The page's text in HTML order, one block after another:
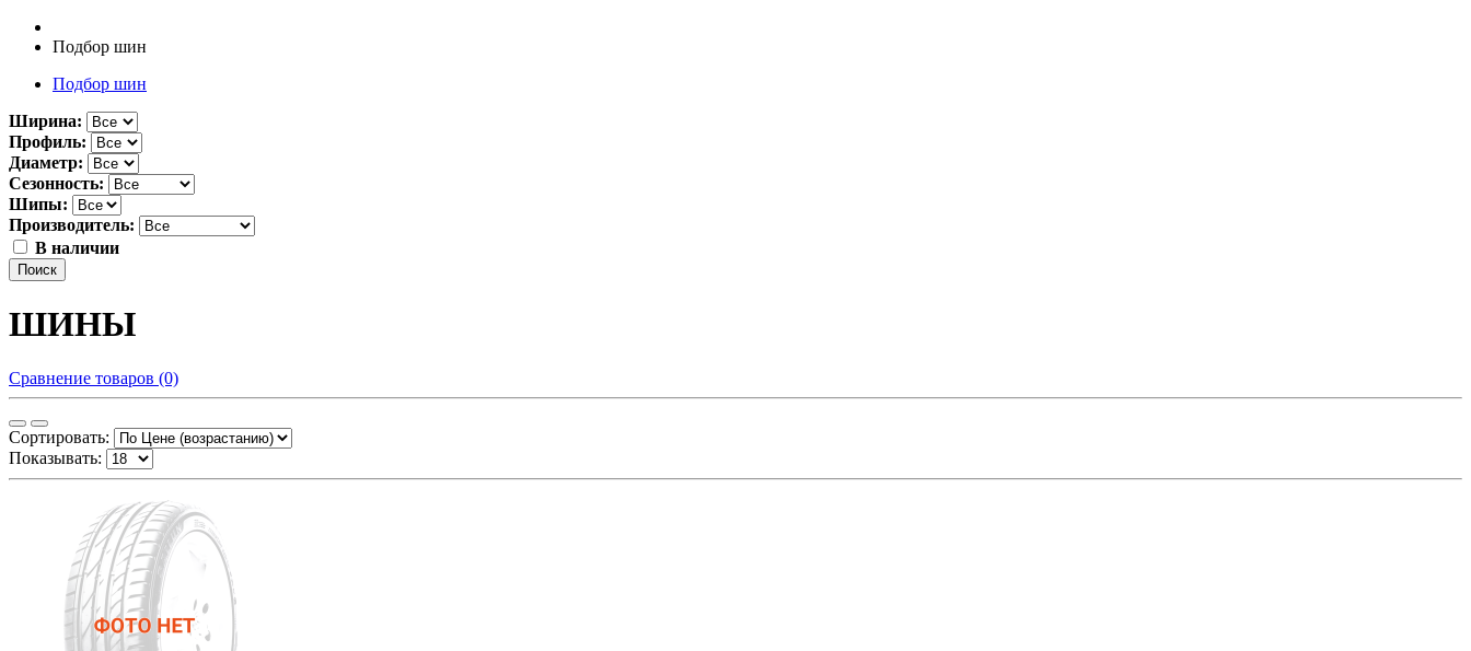
Подбор шин
Подбор шин
Ширина:
Профиль:
Диаметр:
Сезонность:
Шипы:
Производитель:
В наличии
Поиск
ШИНЫ
Сравнение товаров (0)
Сортировать:
Показывать: